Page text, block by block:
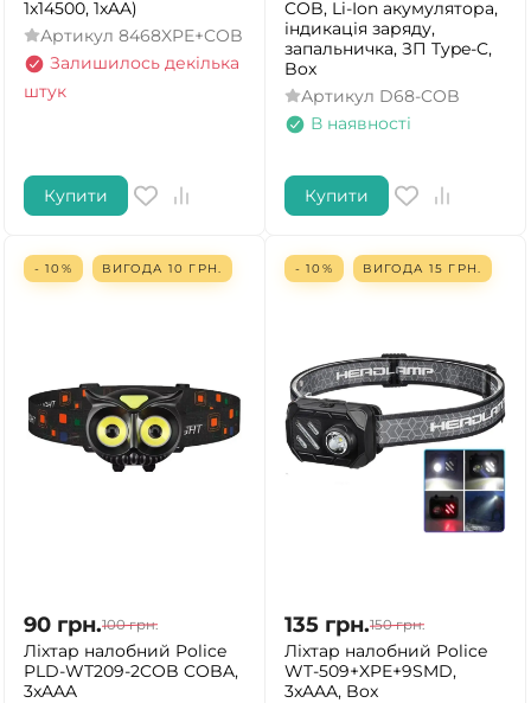
1x14500, 1xAA)
Артикул 8468XPE+COB
Залишилось декілька
штук
Купити
COB, Li-Ion акумулятора,
індикація заряду,
запальничка, ЗП Type-C,
Box
Артикул D68-COB
В наявності
Купити
- 10% ВИГОДА 10 ГРН.
90 грн.100 грн.
Ліхтар налобний Police
PLD-WT209-2COB COBA,
3xAAA
- 10% ВИГОДА 15 ГРН.
135 грн.150 грн.
Ліхтар налобний Police
WT-509+XPE+9SMD,
3xAAA, Box